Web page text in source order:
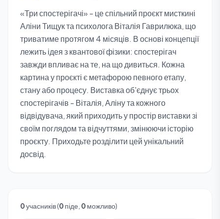
«Три спостерігачі» - це спільний проєкт мисткині
Аліни Тищук та психолога Віталія Гаврилюка, що
триватиме протягом 4 місяців. В основі концепції
лежить ідея з квантової фізики: спостерігач
завжди впливає на те, на що дивиться. Кожна
картина у проєкті є метафорою певного етапу,
стану або процесу. Виставка об'єднує трьох
спостерігачів - Віталія, Аліну та кожного
відвідувача, який приходить у простір виставки зі
своїм поглядом та відчуттями, змінюючи історію
проєкту. Приходьте розділити цей унікальний
досвід.
0учасників (0 піде, 0 можливо)